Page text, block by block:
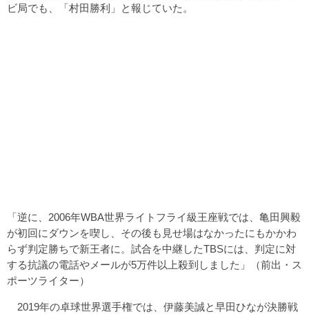
ビ局でも、「村田勝利」と報じていた。
「逆に、2006年WBA世界ライトフライ級王座戦では、亀田興毅
が初回にダウンを喫し、その後も見せ場はなかったにもかかわ
らず判定勝ちで新王者に。試合を中継したTBSには、判定に対
する抗議の電話やメールが5万件以上殺到しました」（前出・ス
ポーツライター）
2019年の卓球世界選手権では、伊藤美誠と早田ひなが決勝戦